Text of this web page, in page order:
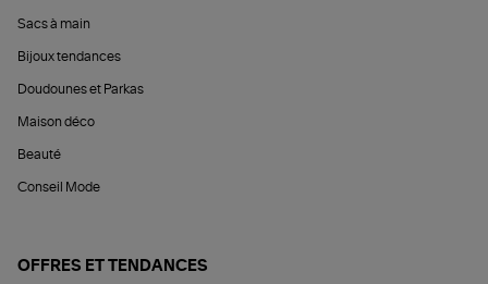
Sacs à main
Bijoux tendances
Doudounes et Parkas
Maison déco
Beauté
Conseil Mode
OFFRES ET TENDANCES